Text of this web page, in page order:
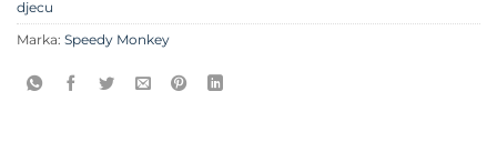
djecu
Marka: Speedy Monkey